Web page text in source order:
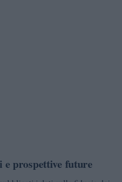
prospettive future